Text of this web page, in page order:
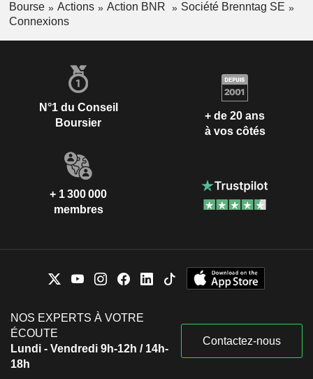
Bourse Actions Action BNR
Société Brenntag SE
Connexions
N°1 du Conseil
Boursier
+ de 20 ans
à vos côtés
+ 1 300 000
membres
NOS EXPERTS À VOTRE
ÉCOUTE
Lundi - Vendredi 9h-12h / 14h-
18h
Contactez-nous